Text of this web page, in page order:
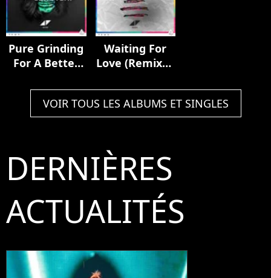
Pure Grinding
For A Better
Waiting For
Love (Remixes
VOIR TOUS LES ALBUMS ET SINGLES
DERNIÈRES
ACTUALITÉS